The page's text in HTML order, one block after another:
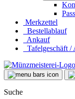
Merkzettel
Bestellablauf
Ankauf
Tafelgeschäft
Suche